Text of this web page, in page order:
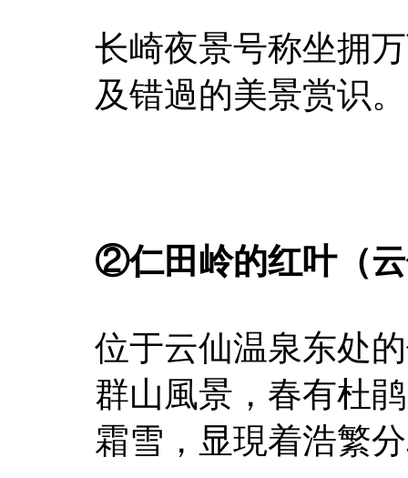
长崎夜景号称坐拥
及错過的美景赏识。
②仁田岭的红叶（
位于云仙温泉东处
群山風景，春有杜
霜雪，显現着浩繁